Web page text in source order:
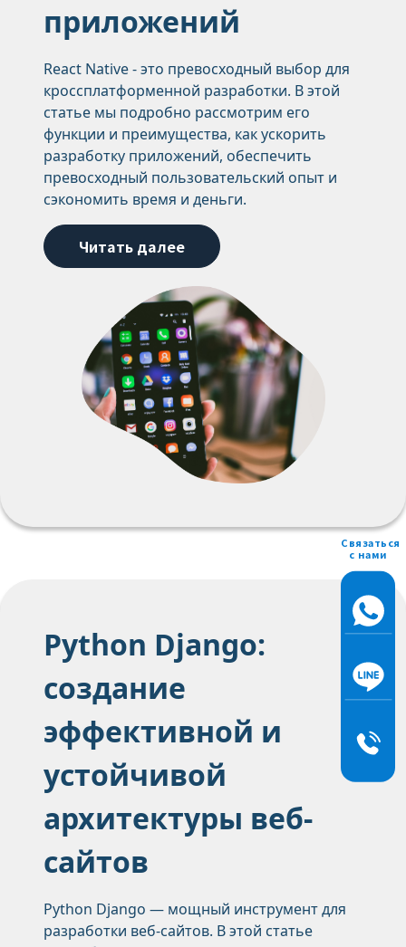
приложений
React Native - это превосходный выбор для
кроссплатформенной разработки. В этой
статье мы подробно рассмотрим его
функции и преимущества, как ускорить
разработку приложений, обеспечить
превосходный пользовательский опыт и
сэкономить время и деньги.
Читать далее
Python Django:
создание
эффективной и
устойчивой
архитектуры веб-
сайтов
Python Django — мощный инструмент для
разработки веб-сайтов. В этой статье
Связаться
с нами